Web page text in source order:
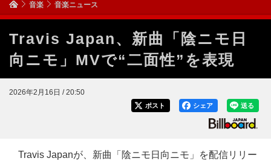
音楽 音楽ニュース
Travis Japan、新曲「陰ニモ日
向ニモ」MVで“二面性”を表現
2026年2月16日 / 20:50
送る
シェア
ポスト
Travis Japanが、新曲「陰ニモ日向ニモ」を配信リリー